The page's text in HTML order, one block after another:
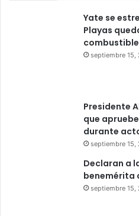
Yate se
Playas
septiembre 15,
Presidente
que
durante
septiembre 15,
Declaran a
benemérita
septiembre 15,